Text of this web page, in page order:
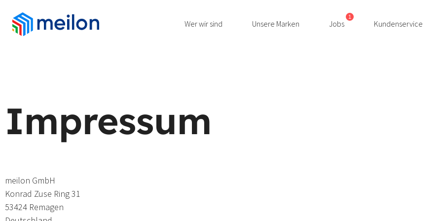
Wer wir sind Unsere Marken Jobs
1
Kundenservice
Impressum
meilon GmbH
Konrad Zuse Ring 31
53424 Remagen